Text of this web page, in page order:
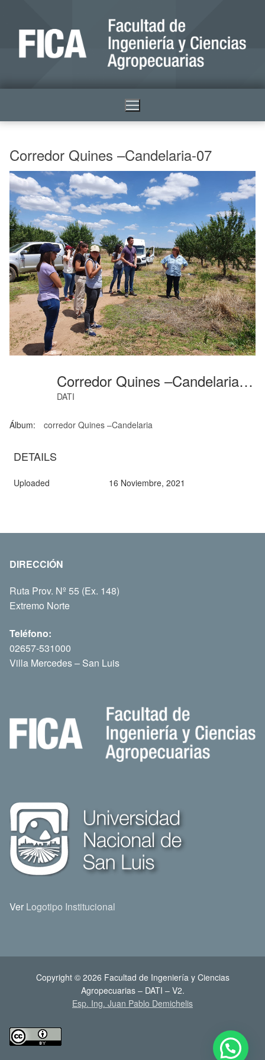
Corredor Quines –Candelaria-07
Corredor Quines –Candelaria-07
DATI
Álbum: corredor Quines –Candelaria
DETAILS
Uploaded 16 Noviembre, 2021
DIRECCIÓN
Ruta Prov. Nº 55 (Ex. 148)
Extremo Norte
Teléfono:
02657-531000
Villa Mercedes – San Luis
Ver Logotipo Institucional
Copyright © 2026 Facultad de Ingeniería y Ciencias
Agropecuarias – DATI – V2.
Esp. Ing. Juan Pablo Demichelis